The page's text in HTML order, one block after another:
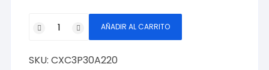
30
AÑADIR AL CARRITO
SKU:CXC3P30A220